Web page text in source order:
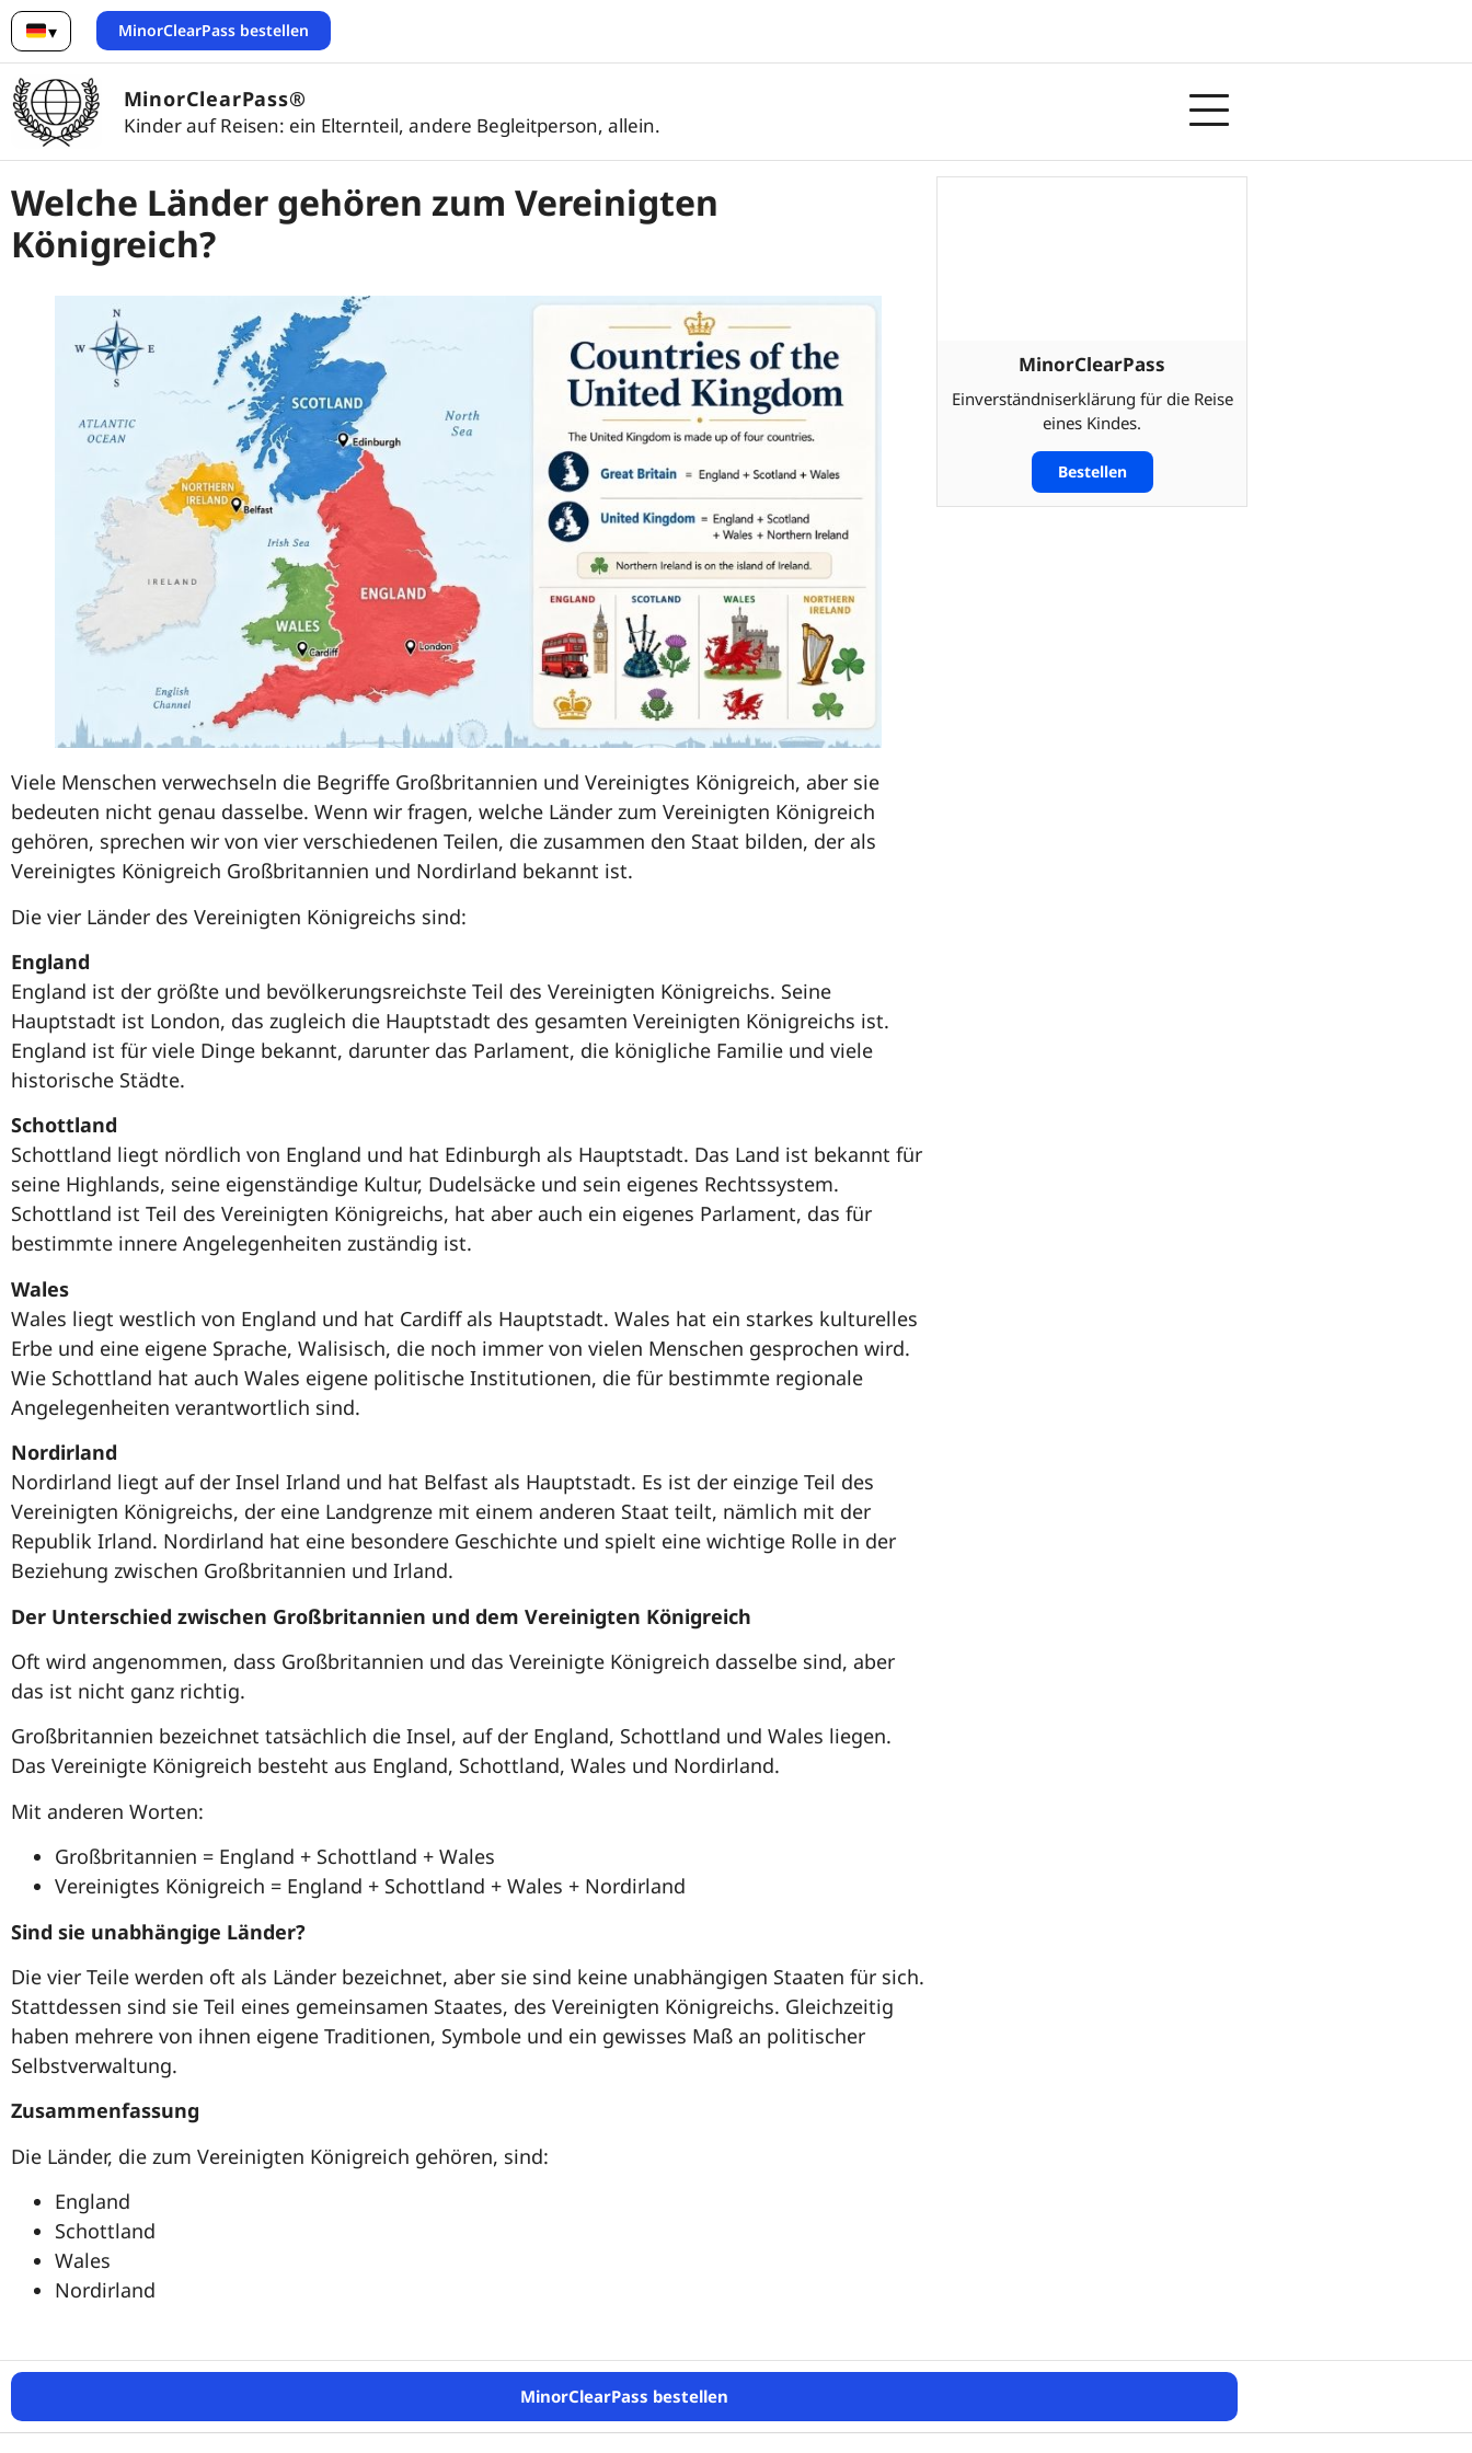
▾
Deutsch
MinorClearPass bestellen
MinorClearPass®
Kinder auf Reisen: ein Elternteil, andere Begleitperson, allein.
Welche Länder gehören zum Vereinigten
Königreich?
Viele Menschen verwechseln die Begriffe Großbritannien und Vereinigtes Königreich, aber sie
bedeuten nicht genau dasselbe. Wenn wir fragen, welche Länder zum Vereinigten Königreich
gehören, sprechen wir von vier verschiedenen Teilen, die zusammen den Staat bilden, der als
Vereinigtes Königreich Großbritannien und Nordirland bekannt ist.
Die vier Länder des Vereinigten Königreichs sind:
England
England ist der größte und bevölkerungsreichste Teil des Vereinigten Königreichs. Seine
Hauptstadt ist London, das zugleich die Hauptstadt des gesamten Vereinigten Königreichs ist.
England ist für viele Dinge bekannt, darunter das Parlament, die königliche Familie und viele
historische Städte.
Schottland
Schottland liegt nördlich von England und hat Edinburgh als Hauptstadt. Das Land ist bekannt für
seine Highlands, seine eigenständige Kultur, Dudelsäcke und sein eigenes Rechtssystem.
Schottland ist Teil des Vereinigten Königreichs, hat aber auch ein eigenes Parlament, das für
bestimmte innere Angelegenheiten zuständig ist.
Wales
Wales liegt westlich von England und hat Cardiff als Hauptstadt. Wales hat ein starkes kulturelles
Erbe und eine eigene Sprache, Walisisch, die noch immer von vielen Menschen gesprochen wird.
Wie Schottland hat auch Wales eigene politische Institutionen, die für bestimmte regionale
Angelegenheiten verantwortlich sind.
Nordirland
Nordirland liegt auf der Insel Irland und hat Belfast als Hauptstadt. Es ist der einzige Teil des
Vereinigten Königreichs, der eine Landgrenze mit einem anderen Staat teilt, nämlich mit der
Republik Irland. Nordirland hat eine besondere Geschichte und spielt eine wichtige Rolle in der
Beziehung zwischen Großbritannien und Irland.
Der Unterschied zwischen Großbritannien und dem Vereinigten Königreich
Oft wird angenommen, dass Großbritannien und das Vereinigte Königreich dasselbe sind, aber
das ist nicht ganz richtig.
Großbritannien bezeichnet tatsächlich die Insel, auf der England, Schottland und Wales liegen.
Das Vereinigte Königreich besteht aus England, Schottland, Wales und Nordirland.
Mit anderen Worten:
Großbritannien = England + Schottland + Wales
Vereinigtes Königreich = England + Schottland + Wales + Nordirland
Sind sie unabhängige Länder?
Die vier Teile werden oft als Länder bezeichnet, aber sie sind keine unabhängigen Staaten für sich.
Stattdessen sind sie Teil eines gemeinsamen Staates, des Vereinigten Königreichs. Gleichzeitig
haben mehrere von ihnen eigene Traditionen, Symbole und ein gewisses Maß an politischer
Selbstverwaltung.
Zusammenfassung
Die Länder, die zum Vereinigten Königreich gehören, sind:
England
Schottland
Wales
Nordirland
MinorClearPass
Einverständniserklärung für die Reise
eines Kindes.
Bestellen
MinorClearPass bestellen